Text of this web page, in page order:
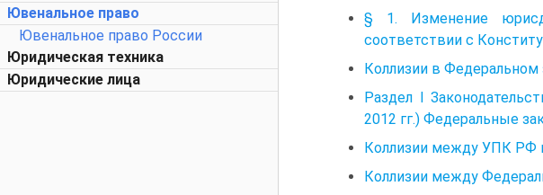
Ювенальное право
Ювенальное право России
Юридическая техника
Юридические лица
§ 1. Изменение
соответствии с
Коллизии в Федеральном
Раздел I
2012 гг.) Федеральные
Коллизии между УПК РФ
Коллизии между